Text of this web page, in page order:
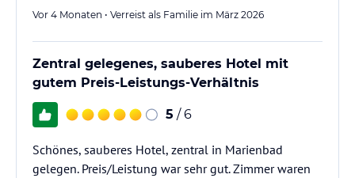
Vor 4 Monaten • Verreist als Familie im März 2026
Zentral gelegenes, sauberes Hotel mit
gutem Preis-Leistungs-Verhältnis
5 / 6
Schönes, sauberes Hotel, zentral in Marienbad
gelegen. Preis/Leistung war sehr gut. Zimmer waren